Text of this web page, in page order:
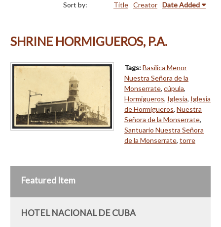
Sort by: Title Creator Date Added
SHRINE HORMIGUEROS, P.A.
Tags:Basílica Menor
Nuestra Señora de la
Monserrate, cúpula,
Hormigueros, Iglesia, Iglesia
de Hormigueros, Nuestra
Señora de la Monserrate,
Santuario Nuestra Señora
de la Monserrate, torre
Featured Item
HOTEL NACIONAL DE CUBA